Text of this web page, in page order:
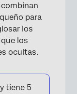
para
los
los
ocultas.
tiene 5